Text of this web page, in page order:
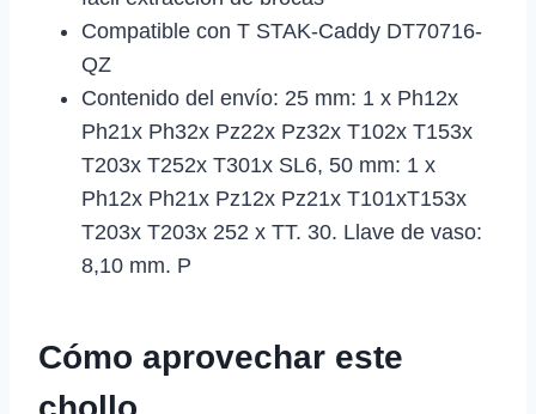
Compatible con T STAK-Caddy DT70716-
QZ
Contenido del envío: 25 mm: 1 x Ph12x
Ph21x Ph32x Pz22x Pz32x T102x T153x
T203x T252x T301x SL6, 50 mm: 1 x
Ph12x Ph21x Pz12x Pz21x T101xT153x
T203x T203x 252 x TT. 30. Llave de vaso:
8,10 mm. P
Cómo aprovechar este